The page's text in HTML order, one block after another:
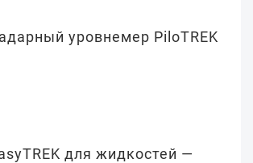
уровнемер PiloTREK
для жидкостей —